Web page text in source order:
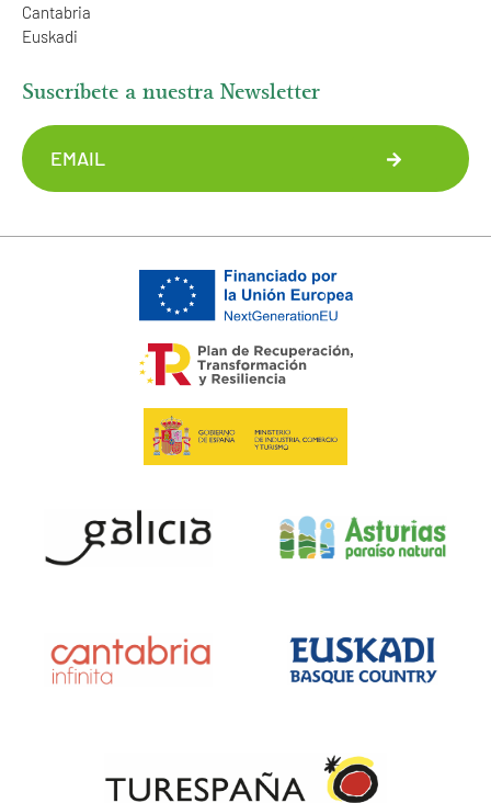
Cantabria
Euskadi
Suscríbete a nuestra Newsletter